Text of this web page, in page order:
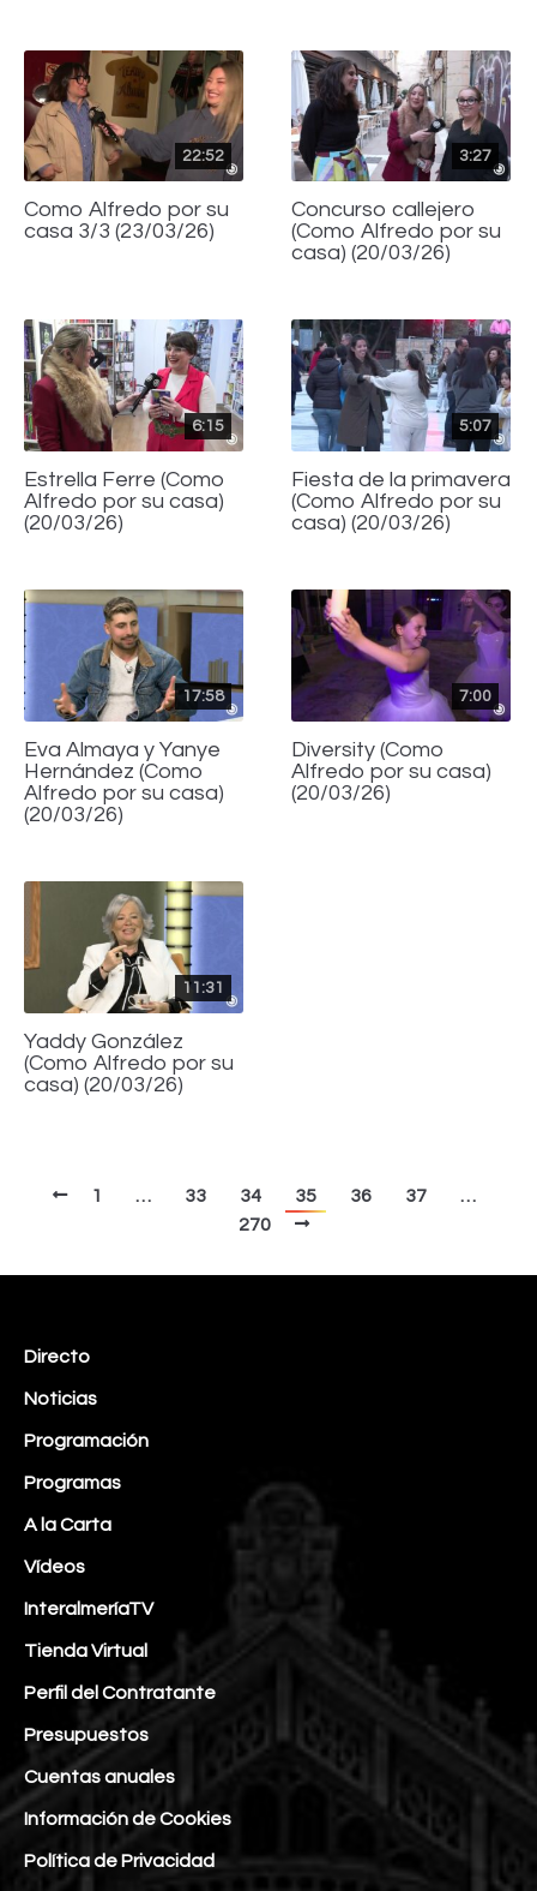
22:52
Como Alfredo por su
casa 3/3 (23/03/26)
3:27
Concurso callejero
(Como Alfredo por su
casa) (20/03/26)
6:15
Estrella Ferre (Como
Alfredo por su casa)
(20/03/26)
5:07
Fiesta de la primavera
(Como Alfredo por su
casa) (20/03/26)
17:58
Eva Almaya y Yanye
Hernández (Como
Alfredo por su casa)
(20/03/26)
7:00
Diversity (Como
Alfredo por su casa)
(20/03/26)
11:31
Yaddy González
(Como Alfredo por su
casa) (20/03/26)
1 … 33 34 35 36 37
…
270
Directo
Noticias
Programación
Programas
A la Carta
Vídeos
InteralmeríaTV
Tienda Virtual
Perfil del Contratante
Presupuestos
Cuentas anuales
Información de Cookies
Política de Privacidad